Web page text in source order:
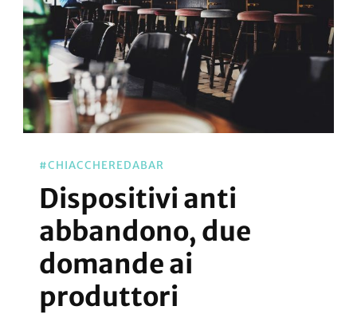
#CHIACCHEREDABAR
Dispositivi anti
abbandono, due
domande ai
produttori